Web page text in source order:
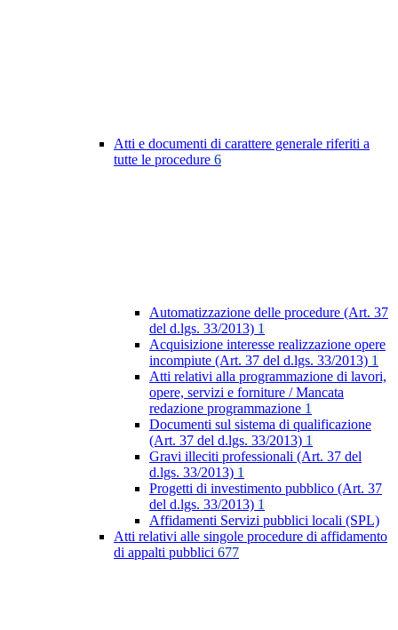
Atti e documenti di carattere generale riferiti a
tutte le procedure 6
Automatizzazione delle procedure (Art. 37
del d.lgs. 33/2013) 1
Acquisizione interesse realizzazione opere
incompiute (Art. 37 del d.lgs. 33/2013) 1
Atti relativi alla programmazione di lavori,
opere, servizi e forniture / Mancata
redazione programmazione 1
Documenti sul sistema di qualificazione
(Art. 37 del d.lgs. 33/2013) 1
Gravi illeciti professionali (Art. 37 del
d.lgs. 33/2013) 1
Progetti di investimento pubblico (Art. 37
del d.lgs. 33/2013) 1
Affidamenti Servizi pubblici locali (SPL)
Atti relativi alle singole procedure di affidamento
di appalti pubblici 677